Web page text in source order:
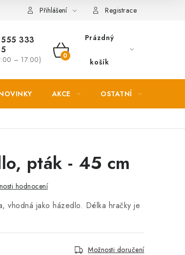
Přihlášení Registrace
333
– 17:00)
NÁKUPNÍ
Prázdný
košík
AKCE OSTATNÍ
pták - 45 cm
hodnocení
vhodná jako házedlo. Délka hračky je
Možnosti doručení